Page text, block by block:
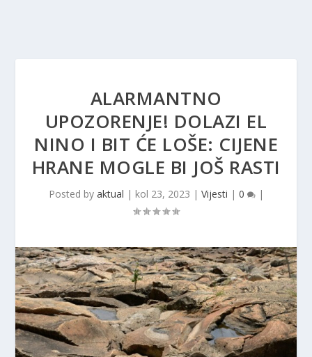
ALARMANTNO
UPOZORENJE! DOLAZI EL
NINO I BIT ĆE LOŠE: CIJENE
HRANE MOGLE BI JOŠ RASTI
Posted by aktual | kol 23, 2023 | Vijesti | 0 |